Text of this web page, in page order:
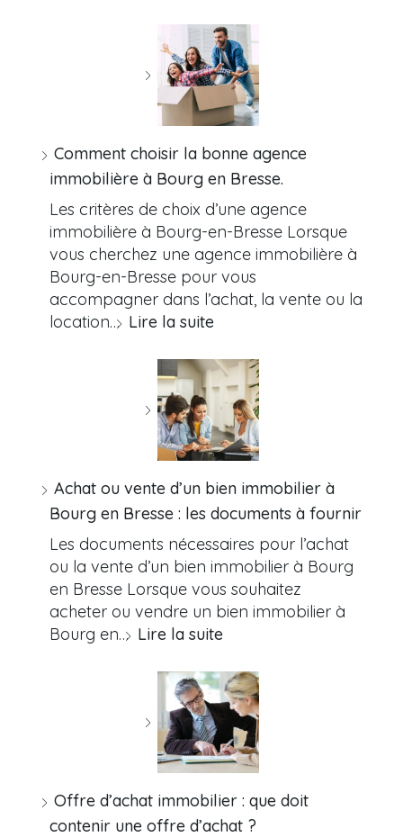
Comment choisir la bonne agence
immobilière à Bourg en Bresse.
Les critères de choix d’une agence
immobilière à Bourg-en-Bresse Lorsque
vous cherchez une agence immobilière à
Bourg-en-Bresse pour vous
accompagner dans l’achat, la vente ou la
location… Lire la suite
Achat ou vente d’un bien immobilier à
Bourg en Bresse : les documents à fournir
Les documents nécessaires pour l’achat
ou la vente d’un bien immobilier à Bourg
en Bresse Lorsque vous souhaitez
acheter ou vendre un bien immobilier à
Bourg en… Lire la suite
Offre d’achat immobilier : que doit
contenir une offre d’achat ?